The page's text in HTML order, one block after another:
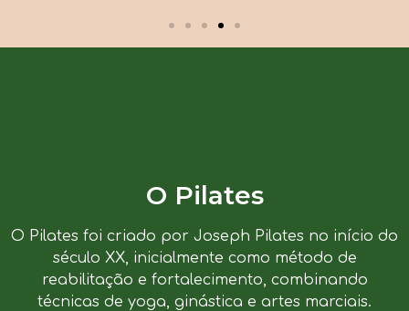
O Pilates
O Pilates foi criado por Joseph Pilates no início do
século XX, inicialmente como método de
reabilitação e fortalecimento, combinando
técnicas de yoga, ginástica e artes marciais.